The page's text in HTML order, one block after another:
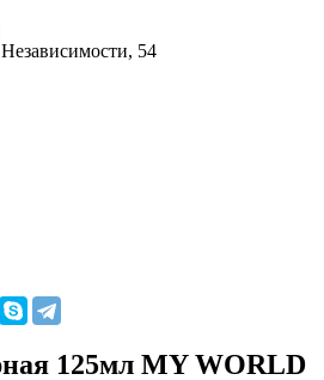
54
125мл MY WORLD